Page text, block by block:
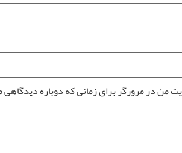
من در مرورگر برای زمانی که دوباره